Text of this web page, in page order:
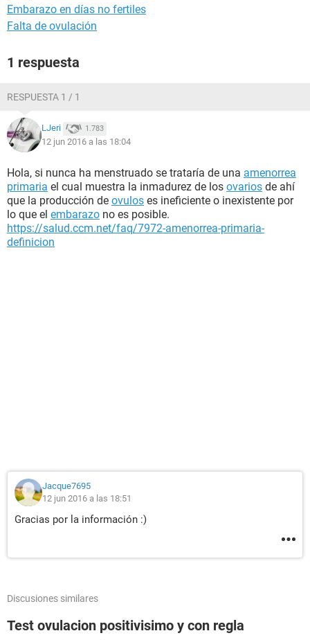
Embarazo en días no fertiles
Falta de ovulación
1 respuesta
RESPUESTA 1 / 1
LJeri 1.783
12 jun 2016 a las 18:04
Hola, si nunca ha menstruado se trataría de una amenorrea
primaria el cual muestra la inmadurez de los ovarios de ahí
que la producción de ovulos es ineficiente o inexistente por
lo que el embarazo no es posible.
https://salud.ccm.net/faq/7972-amenorrea-primaria-
definicion
Jacque7695
12 jun 2016 a las 18:51
Gracias por la información :)
Discusiones similares
Test ovulacion positivisimo y con regla